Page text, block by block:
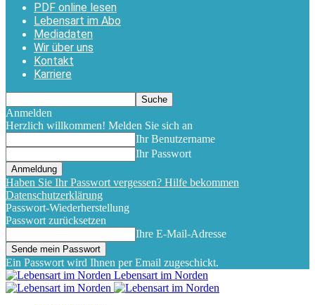
PDF online lesen
Lebensart im Abo
Mediadaten
Wir über uns
Kontakt
Karriere
Anmelden
Herzlich willkommen! Melden Sie sich an
Ihr Benutzername
Ihr Passwort
Haben Sie Ihr Passwort vergessen? Hilfe bekommen
Datenschutzerklärung
Passwort-Wiederherstellung
Passwort zurücksetzen
Ihre E-Mail-Adresse
Ein Passwort wird Ihnen per Email zugeschickt.
Lebensart im Norden